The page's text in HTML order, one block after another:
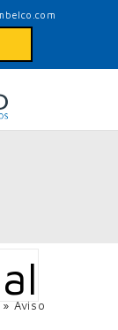
» Aviso